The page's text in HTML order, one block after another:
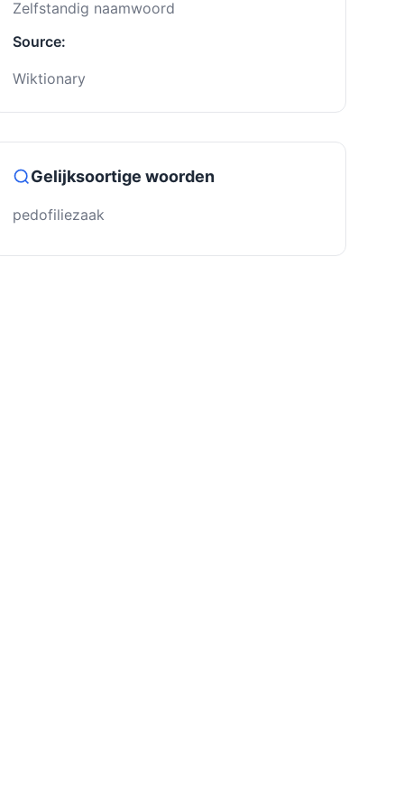
Zelfstandig naamwoord
Source:
Wiktionary
Gelijksoortige woorden
pedofiliezaak